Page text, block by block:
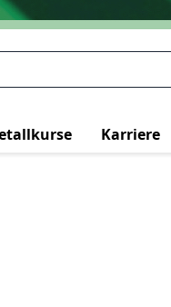
Karriere